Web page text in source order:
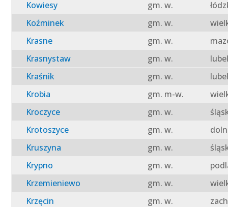
Kowiesy
gm. w.
Koźminek
gm. w.
Krasne
gm. w.
Krasnystaw
gm. w.
Kraśnik
gm. w.
Krobia
gm. m-w.
Kroczyce
gm. w.
Krotoszyce
gm. w.
Kruszyna
gm. w.
Krypno
gm. w.
Krzemieniewo
gm. w.
Krzęcin
gm. w.